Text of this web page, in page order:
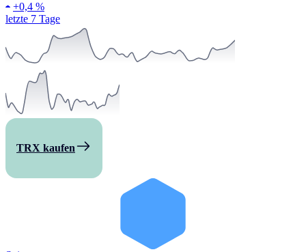
+0,4 %
letzte 7 Tage
TRX kaufen